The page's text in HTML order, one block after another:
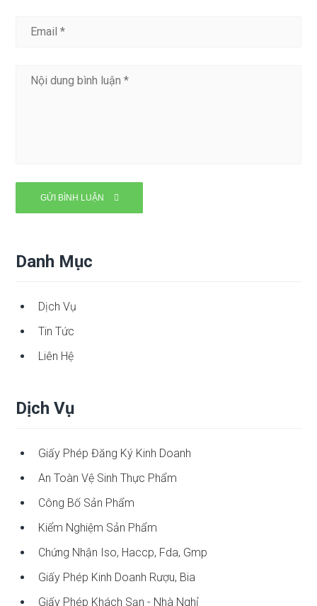
Danh Mục
Dịch Vụ
Tin Tức
Liên Hệ
Dịch Vụ
Giấy Phép Đăng Ký Kinh Doanh
An Toàn Vệ Sinh Thực Phẩm
Công Bố Sản Phẩm
Kiểm Nghiệm Sản Phẩm
Chứng Nhận Iso, Haccp, Fda, Gmp
Giấy Phép Kinh Doanh Rượu, Bia
Giấy Phép Khách Sạn - Nhà Nghỉ